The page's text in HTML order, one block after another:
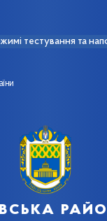
тестування та